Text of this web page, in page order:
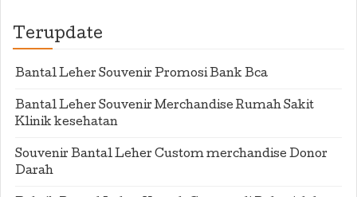
Terupdate
Bantal Leher Souvenir Promosi Bank Bca
Bantal Leher Souvenir Merchandise Rumah Sakit
Klinik kesehatan
Souvenir Bantal Leher Custom merchandise Donor
Darah